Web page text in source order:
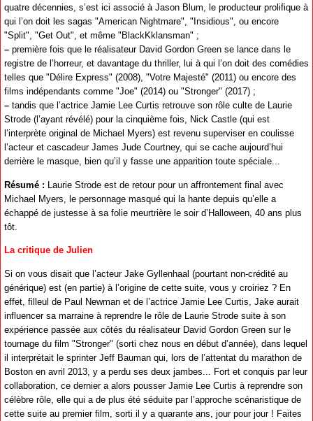
quatre décennies, s’est ici associé à Jason Blum, le producteur prolifique à
qui l’on doit les sagas "American Nightmare", "Insidious", ou encore
"Split", "Get Out", et même "BlackKklansman" ;
– première fois que le réalisateur David Gordon Green se lance dans le
registre de l’horreur, et davantage du thriller, lui à qui l’on doit des comédies
telles que "Délire Express" (2008), "Votre Majesté" (2011) ou encore des
films indépendants comme "Joe" (2014) ou "Stronger" (2017) ;
– tandis que l’actrice Jamie Lee Curtis retrouve son rôle culte de Laurie
Strode (l’ayant révélé) pour la cinquième fois, Nick Castle (qui est
l’interprète original de Michael Myers) est revenu superviser en coulisse
l’acteur et cascadeur James Jude Courtney, qui se cache aujourd’hui
derrière le masque, bien qu’il y fasse une apparition toute spéciale...
Résumé : Laurie Strode est de retour pour un affrontement final avec
Michael Myers, le personnage masqué qui la hante depuis qu’elle a
échappé de justesse à sa folie meurtrière le soir d’Halloween, 40 ans plus
tôt.
La critique de Julien
Si on vous disait que l’acteur Jake Gyllenhaal (pourtant non-crédité au
générique) est (en partie) à l’origine de cette suite, vous y croiriez ? En
effet, filleul de Paul Newman et de l’actrice Jamie Lee Curtis, Jake aurait
influencer sa marraine à reprendre le rôle de Laurie Strode suite à son
expérience passée aux côtés du réalisateur David Gordon Green sur le
tournage du film "Stronger" (sorti chez nous en début d’année), dans lequel
il interprétait le sprinter Jeff Bauman qui, lors de l’attentat du marathon de
Boston en avril 2013, y a perdu ses deux jambes... Fort et conquis par leur
collaboration, ce dernier a alors pousser Jamie Lee Curtis à reprendre son
célèbre rôle, elle qui a de plus été séduite par l’approche scénaristique de
cette suite au premier film, sorti il y a quarante ans, jour pour jour ! Faites